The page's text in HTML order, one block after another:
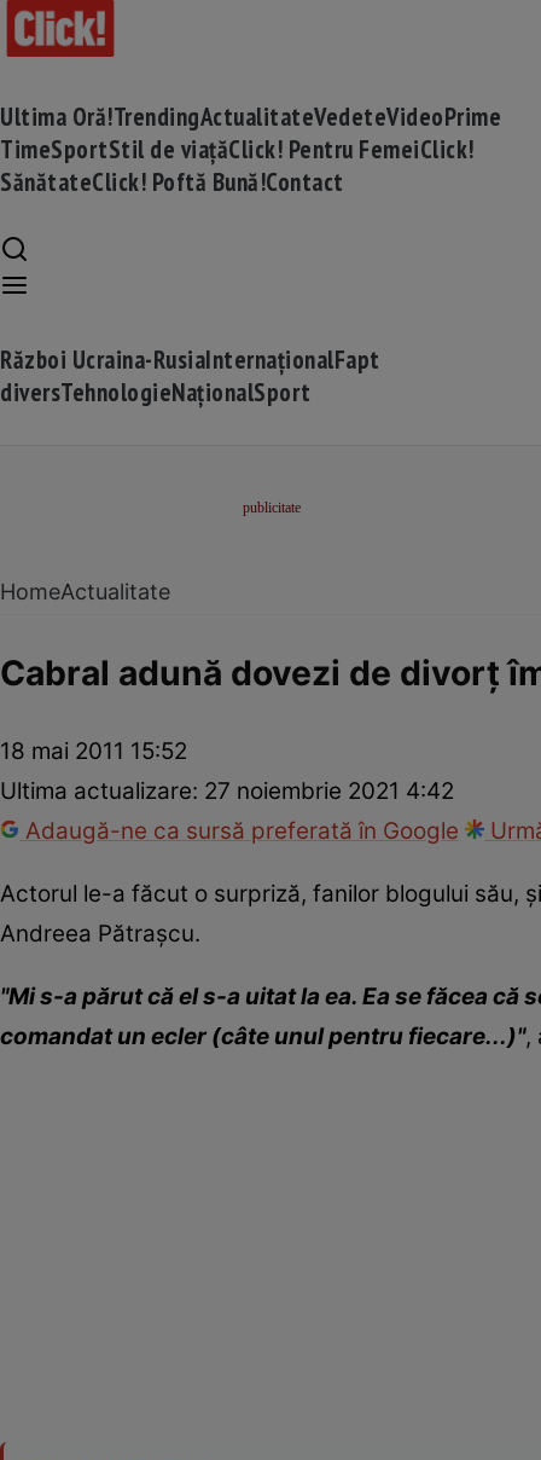
Ultima Oră!TrendingActualitateVedeteVideoPrime
TimeSportStil de viațăClick! Pentru FemeiClick!
SănătateClick! Poftă Bună!Contact
Război Ucraina-RusiaInternaționalFapt
diversTehnologieNaționalSport
HomeActualitate
Cabral adună dovezi de divorţ
18 mai 2011 15:52
Ultima actualizare: 27 noiembrie 2021 4:42
Adaugă-ne ca sursă preferată în Google
Actorul le-a făcut o surpriză, fanilor blogului său,
Andreea Pătraşcu.
"Mi s-a părut că el s-a uitat la ea. Ea se făcea că
comandat un ecler (câte unul pentru fiecare...)",